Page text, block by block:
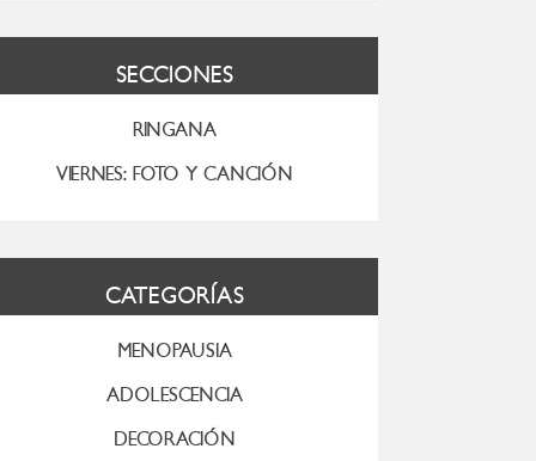
SECCIONES
RINGANA
VIERNES: FOTO Y CANCIÓN
CATEGORÍAS
MENOPAUSIA
ADOLESCENCIA
DECORACIÓN